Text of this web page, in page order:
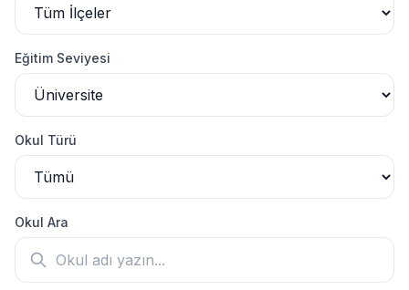
İZMİR EKONOMİ ÜNİVERSİTESİ
İZMİR KATİP ÇELEBİ ÜNİVERSİTESİ-
İZMİR KAVRAM MESLEK YÜKSEKOKULU
İZMİR TINAZTEPE ÜNİVERSİTESİ-
İZMİR YÜKSEK TEKNOLOJİ ENSTİTÜSÜ
YAŞAR ÜNİVERSİTESİ-
Eğitim Seviyesi
Okul Türü
Okul Ara